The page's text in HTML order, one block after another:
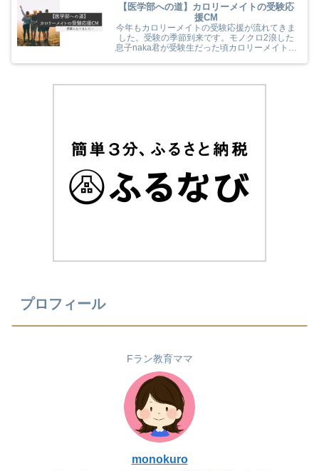
【医学部への道】カロリーメイトの受験応
援CM
今年もカロリーメイトの受験応援が流れてきま
した。受験の季節到来です。モノクロ2浪した
息子naka君が受験生だった頃カロリーメイトの
(^^) 今年のカロリーメイトの受験応援CMも音
プロフィール
Fラン教育ママ
monokuro